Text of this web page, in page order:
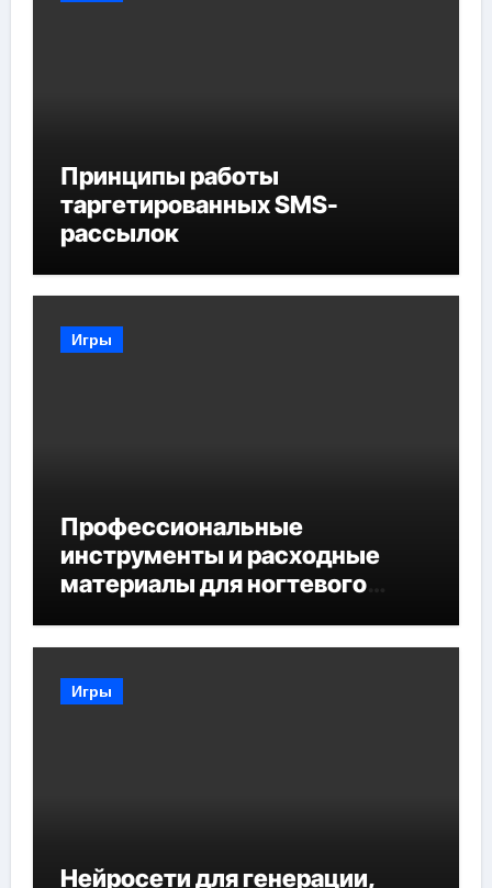
Принципы работы
таргетированных SMS-
рассылок
Игры
Профессиональные
инструменты и расходные
материалы для ногтевого
Игры
Нейросети для генерации,